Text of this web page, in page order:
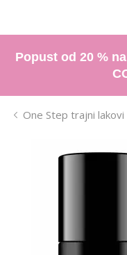
Popust od 20 %
One Step trajni lakovi